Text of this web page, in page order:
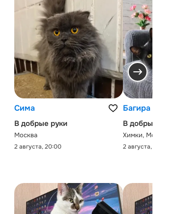
Сима
В добрые руки
Москва
2 августа, 20:00
Багира
В добрые руки
Химки,
2 августа, 0:00